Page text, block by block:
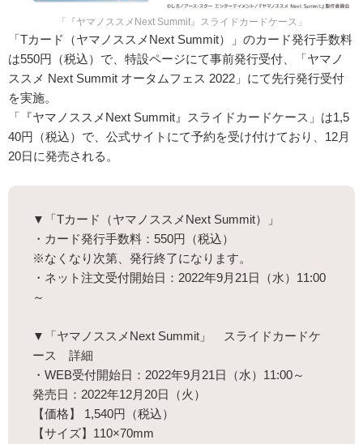
「『ヤマノススメNext Summit』スライドカードケース」
「Tカード（ヤマノススメNext Summit）」のカード発行手数料
は550円（税込）で、特設ページにて事前発行受付、「ヤマノ
ススメ Next Summit オータムフェス 2022」にて先行発行受付
を実施。
「『ヤマノススメNext Summit』スライドカードケース」は1,5
40円（税込）で、公式サイトにて予約を受け付けており、12月
20日に発売される。
▼「Tカード（ヤマノススメNext Summit）」
・カード発行手数料：550円（税込）
※なくなり次第、発行終了になります。
・ネット注文受付開始日：2022年9月21日（水）11:00
～
▼「ヤマノススメNext Summit」 スライドカードケ
ース 詳細
・WEB受付開始日：2022年9月21日（水）11:00～
発売日：2022年12月20日（火）
【価格】 1,540円（税込）
【サイズ】110×70mm